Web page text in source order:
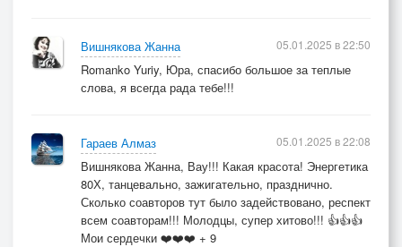
Вишнякова Жанна
Romanko Yuriy, Юра, спасибо большое за теплые
слова, я всегда рада тебе!!!
05.01.2025 в 22:50
Гараев Алмаз
Вишнякова Жанна, Вау!!! Какая красота! Энергетика
80Х, танцевально, зажигательно, празднично.
Сколько соавторов тут было задействовано, респект
всем соавторам!!! Молодцы, супер хитово!!! 👍👍👍
Мои сердечки ❤️❤️❤️ + 9
05.01.2025 в 22:08